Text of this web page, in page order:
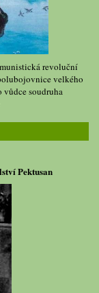
revoluční
velkého
vůdce soudruha
Pektusan